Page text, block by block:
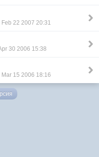
22 2007 20:31
30 2006 15:38
15 2006 18:16